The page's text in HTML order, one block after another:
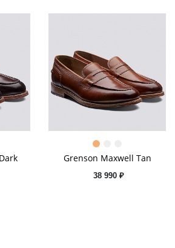
Grenson Maxwell Tan
38 990 ₽